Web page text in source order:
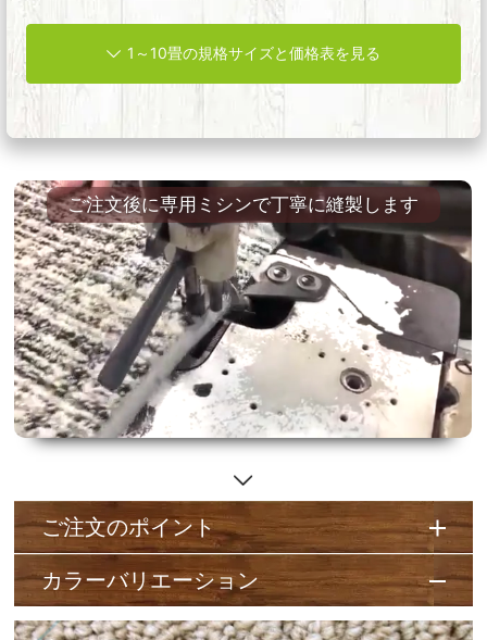
1～10畳の規格サイズと価格表を見る
ご注文後に専用ミシンで丁寧に縫製します
ご注文のポイント
カラーバリエーション